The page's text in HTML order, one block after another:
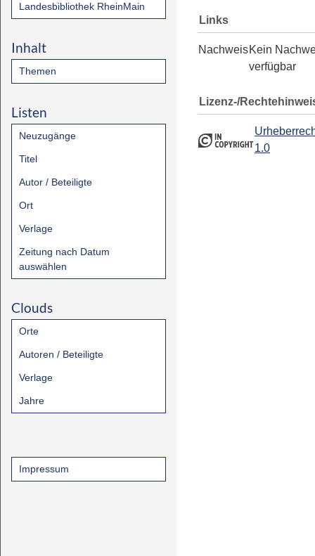
Landesbibliothek RheinMain
Inhalt
Themen
Listen
Neuzugänge
Titel
Autor / Beteiligte
Ort
Verlage
Zeitung nach Datum
auswählen
Clouds
Orte
Autoren / Beteiligte
Verlage
Jahre
Impressum
Links
NachweisKein
verfügbar
Lizenz-/
1.0